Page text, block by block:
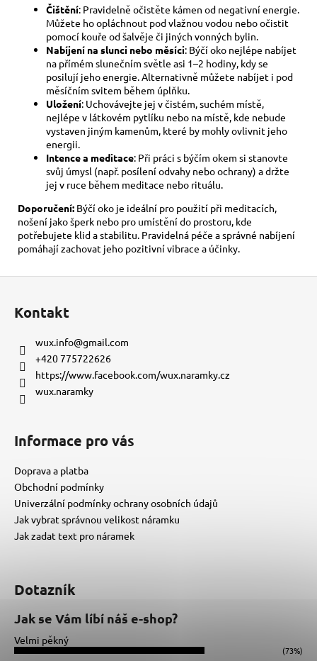
Čištění: Pravidelně očistěte kámen od negativní energie.
Můžete ho opláchnout pod vlažnou vodou nebo očistit
pomocí kouře od šalvěje či jiných vonných bylin.
Nabíjení na slunci nebo měsíci: Býčí oko nejlépe nabíjet
na přímém slunečním světle asi 1–2 hodiny, kdy se
posilují jeho energie. Alternativně můžete nabíjet i pod
měsíčním svitem během úplňku.
Uložení: Uchovávejte jej v čistém, suchém místě,
nejlépe v látkovém pytlíku nebo na místě, kde nebude
vystaven jiným kamenům, které by mohly ovlivnit jeho
energii.
Intence a meditace: Při práci s býčím okem si stanovte
svůj úmysl (např. posílení odvahy nebo ochrany) a držte
jej v ruce během meditace nebo rituálu.
Doporučení: Býčí oko je ideální pro použití při meditacích,
nošení jako šperk nebo pro umístění do prostoru, kde
potřebujete klid a stabilitu. Pravidelná péče a správné nabíjení
pomáhají zachovat jeho pozitivní vibrace a účinky.
Kontakt
wux.info@gmail.com
+420 775722626
https://www.facebook.com/wux.naramky.cz
wux.naramky
Informace pro vás
Doprava a platba
Obchodní podmínky
Univerzální podmínky ochrany osobních údajů
Jak vybrat správnou velikost náramku
Jak zadat text pro náramek
Dotazník
Jak se Vám líbí náš e-shop?
Velmi pěkný
(73%)